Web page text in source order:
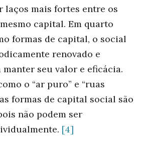
laços mais fortes entre os
capital. Em quarto
formas de capital, o social
renovado e
manter seu valor e eficácia.
o “ar puro” e “ruas
formas de capital social são
não podem ser
[4]